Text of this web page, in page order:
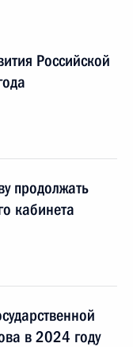
Российской
продолжать
кабинета
в 2024 году